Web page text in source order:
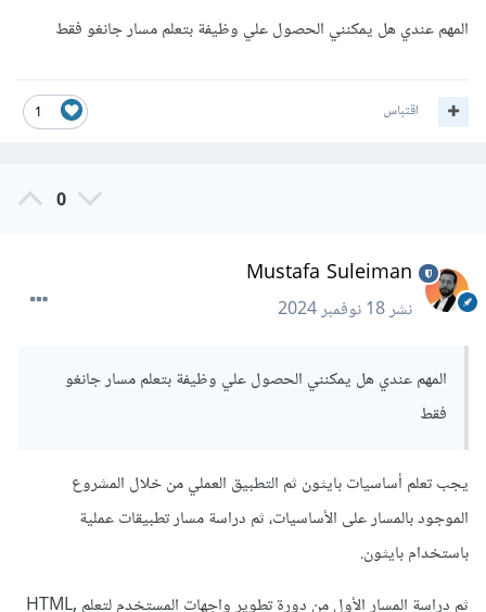
أنه من الممكن أن الشخص يريد التخصص في شئ معينا مثلا في
أما بخصوص الدعم فحاليا يوجد ضغط لذلك من الممكن التأخر قليلا
المهم عندي هل يمكنني الحصول علي وظيفة بتعلم مسار جانغو فقط
1 اقتباس
0
Mustafa Suleiman
نشر18 نوفمبر 2024
المهم عندي هل يمكنني الحصول علي وظيفة بتعلم مسار جانغو
فقط
يجب تعلم أساسيات بايثون ثم التطبيق العملي من خلال المشروع
الموجود بالمسار على الأساسيات، ثم دراسة مسار تطبيقات عملية
باستخدام بايثون.